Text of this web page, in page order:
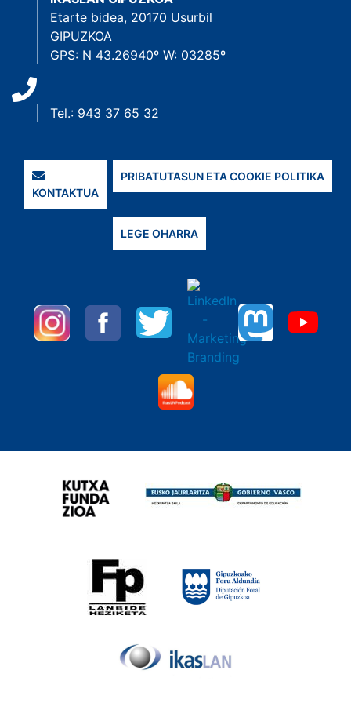
Etarte bidea, 20170 Usurbil
GIPUZKOA
GPS: N 43.26940º W: 03285º
Tel.: 943 37 65 32
KONTAKTUA
PRIBATUTASUN ETA COOKIE POLITIKA
LEGE OHARRA